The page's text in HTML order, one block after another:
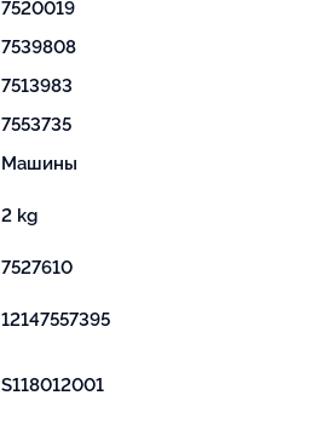
7520019
7539808
7513983
7553735
Машины
2 kg
7527610
12147557395
S118012001